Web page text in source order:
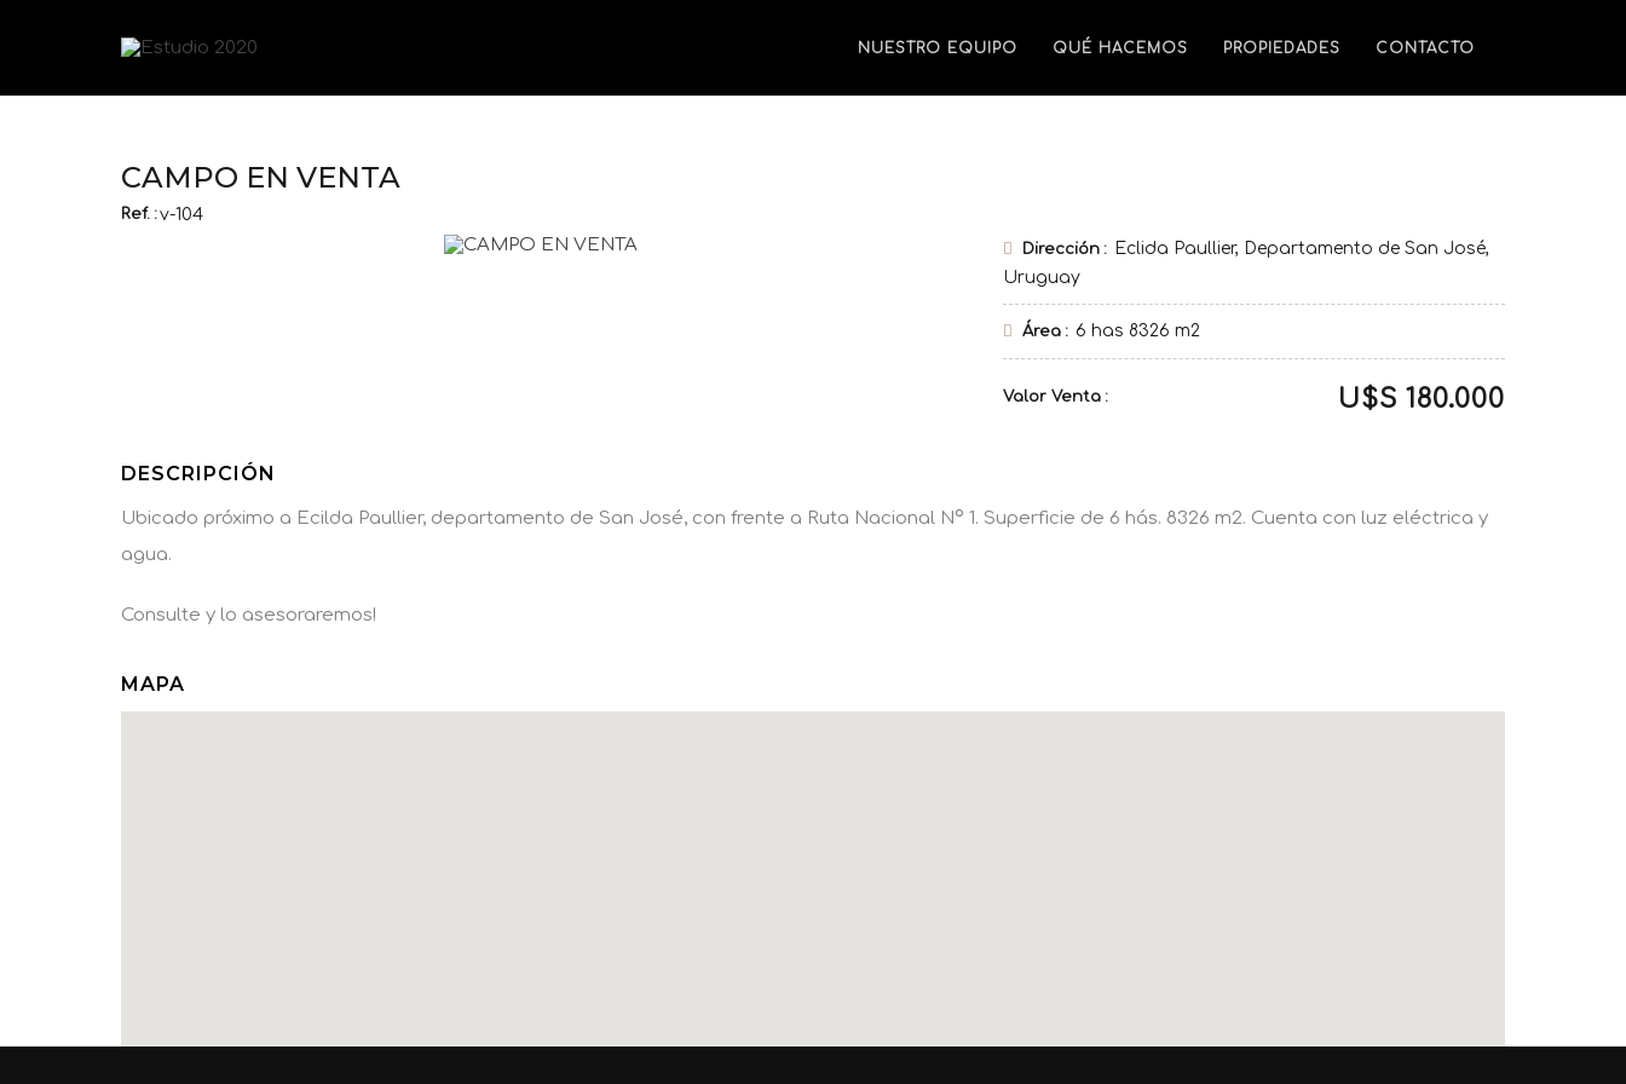
NUESTRO EQUIPO QUÉ HACEMOS PROPIEDADES CONTACTO
CAMPO EN VENTA
Ref. :v-104
Dirección
Eclida Paullier, Departamento de San José,
Uruguay
Área 6 has 8326 m2
Venta U$S 180.000
DESCRIPCIÓN
Ubicado próximo a Ecilda Paullier, departamento de San José, con frente a Ruta Nacional Nº 1. Superficie de 6 hás. 8326 m2. Cuenta con luz eléctrica y
agua.
Consulte y lo asesoraremos!
MAPA